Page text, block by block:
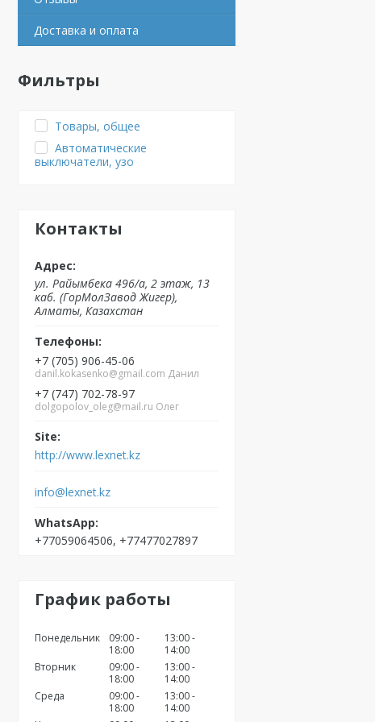
Доставка и оплата
Фильтры
Товары, общее
Автоматические
выключатели, узо
Контакты
ул. Райымбека 496/а, 2 этаж, 13
каб. (ГорМолЗавод Жигер),
Алматы, Казахстан
+7 (705) 906-45-06
danil.kokasenko@gmail.com Данил
+7 (747) 702-78-97
dolgopolov_oleg@mail.ru Олег
http://www.lexnet.kz
info@lexnet.kz
+77059064506, +77477027897
График работы
Понедельник
09:00
18:00
13:00
14:00
Вторник
09:00
18:00
13:00
14:00
Среда
09:00
18:00
13:00
14:00